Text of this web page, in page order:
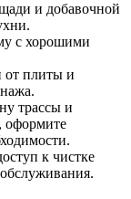
и добавочной
с хорошими
от плиты и
трассы и
оформите
к чистке